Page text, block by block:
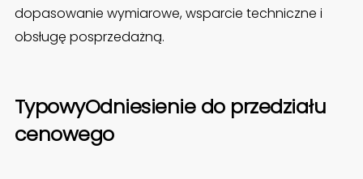
dopasowanie wymiarowe, wsparcie techniczne i
obsługę posprzedażną.
TypowyOdniesienie do przedziału
cenowego